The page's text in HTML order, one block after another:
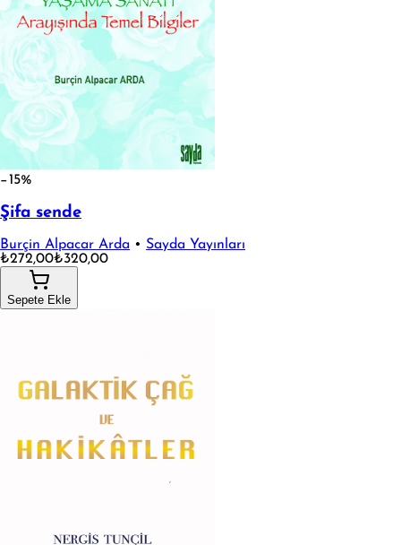
−15%
Şifa sende
Burçin Alpacar Arda • Sayda Yayınları
₺272,00₺320,00
Sepete Ekle